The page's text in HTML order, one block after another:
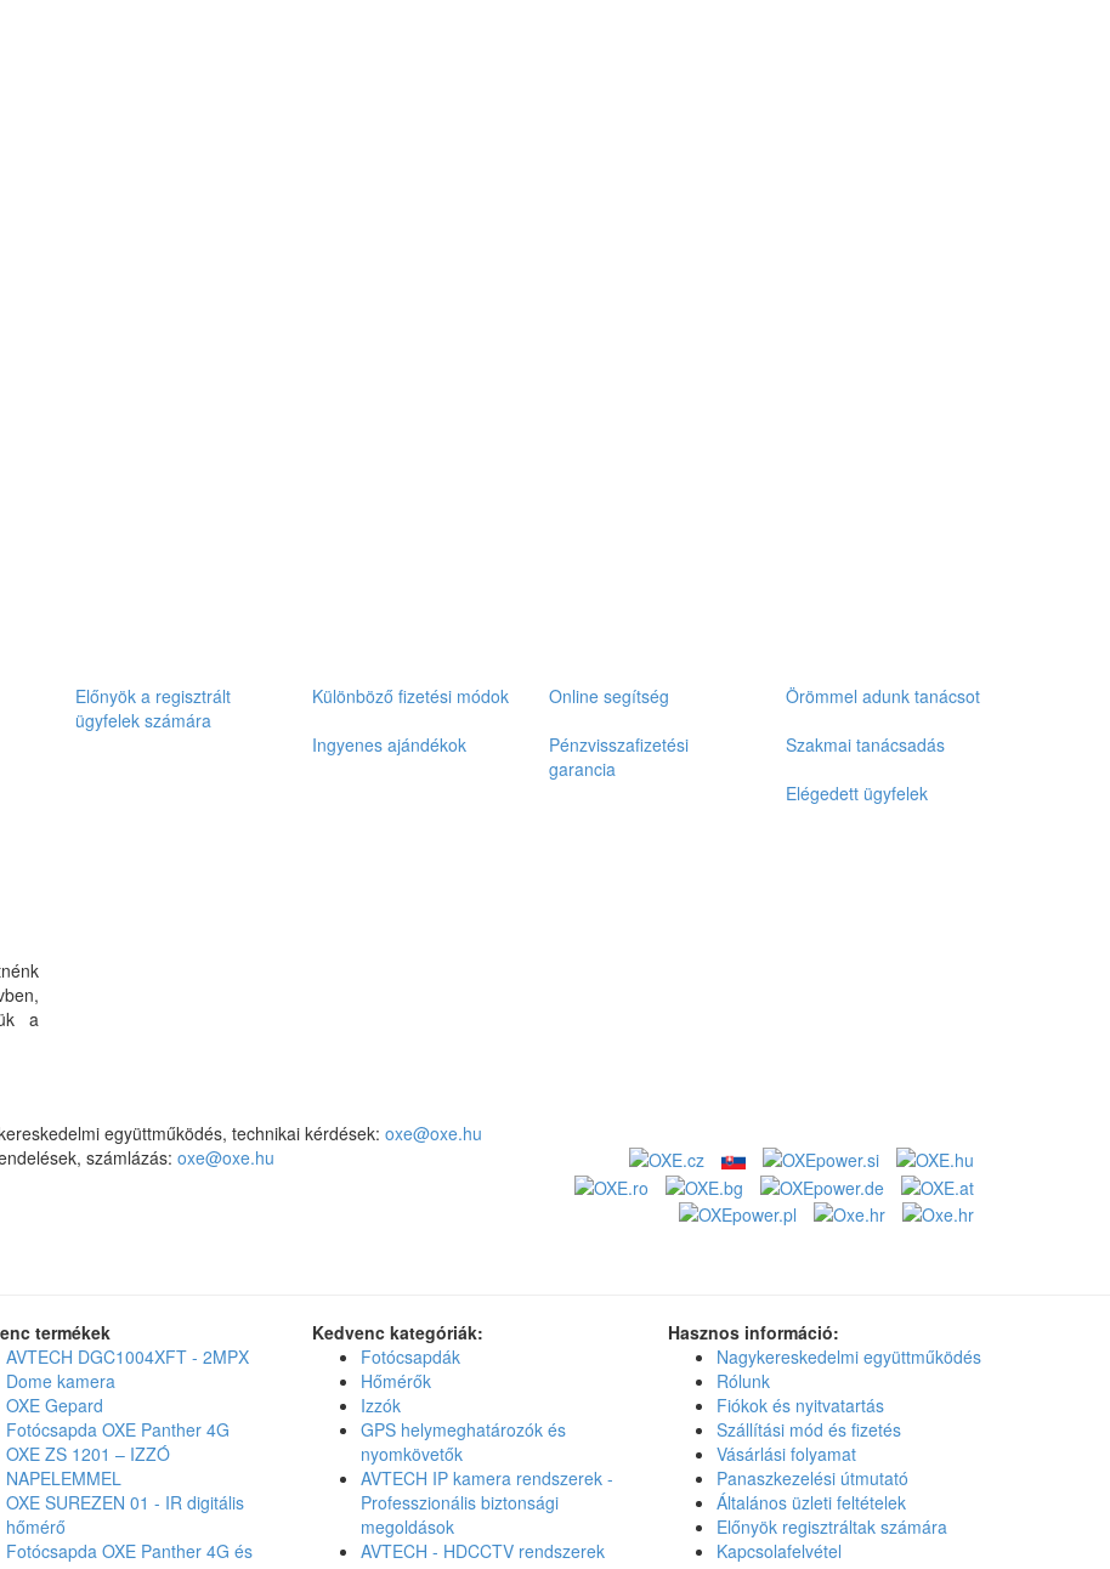
Előnyök a regisztrált
ügyfelek számára
Különböző fizetési módok Online segítség
Örömmel adunk tanácsot
Ingyenes ajándékok
Pénzvisszafizetési
garancia
Szakmai tanácsadás
Elégedett ügyfelek
a
együttműködés, technikai kérdések: oxe@oxe.hu
számlázás: oxe@oxe.hu
termékek
AVTECH DGC1004XFT - 2MPX
Dome kamera
OXE Gepard
Fotócsapda OXE Panther 4G
OXE ZS 1201 – IZZÓ
NAPELEMMEL
OXE SUREZEN 01 - IR digitális
hőmérő
Fotócsapda OXE Panther 4G és
Kedvenc kategóriák:
Fotócsapdák
Hőmérők
Izzók
GPS helymeghatározók és
nyomkövetők
AVTECH IP kamera rendszerek -
Professzionális biztonsági
megoldások
AVTECH - HDCCTV rendszerek
Hasznos információ:
Nagykereskedelmi együttműködés
Rólunk
Fiókok és nyitvatartás
Szállítási mód és fizetés
Vásárlási folyamat
Panaszkezelési útmutató
Általános üzleti feltételek
Előnyök regisztráltak számára
Kapcsolafelvétel